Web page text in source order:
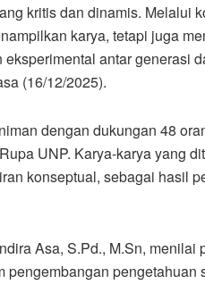
kritis dan dinamis. Melalui
karya, tetapi juga
antar generasi
(16/12/2025).
dengan dukungan 48
UNP. Karya-karya yang
konseptual, sebagai hasil
Asa, S.Pd., M.Sn, menilai
pengembangan pengetahuan